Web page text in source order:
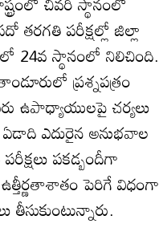
తరగతి పరీక్షల్లో జిల్లా
24వ స్థానంలో నిలిచింది.
ప్రశ్నపత్రం
ఉపాధ్యాయులపై చర్యలు
ఎదురైన అనుభవాల
పకడ్బందీగా
పెరిగే విధంగా